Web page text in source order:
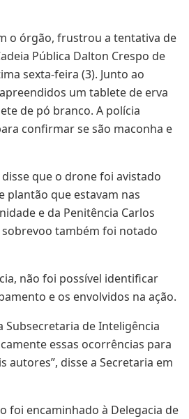
o órgão, frustrou a tentativa de
Pública Dalton Crespo de
sexta-feira (3). Junto ao
um tablete de erva
de pó branco. A polícia
confirmar se são maconha e
que o drone foi avistado
plantão que estavam nas
e da Penitência Carlos
sobrevoo também foi notado
não foi possível identificar
e os envolvidos na ação.
Subsecretaria de Inteligência
essas ocorrências para
autores”, disse a Secretaria em
foi encaminhado à Delegacia de